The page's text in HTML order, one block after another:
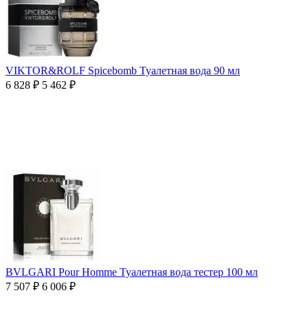
VIKTOR&ROLF Spicebomb Туалетная вода 90 мл
6 828 ₽ 5 462 ₽
BVLGARI Pour Homme Туалетная вода тестер 100 мл
7 507 ₽ 6 006 ₽